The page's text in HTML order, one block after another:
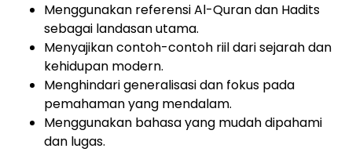
Menggunakan referensi Al-Quran dan Hadits
sebagai landasan utama.
Menyajikan contoh-contoh riil dari sejarah dan
kehidupan modern.
Menghindari generalisasi dan fokus pada
pemahaman yang mendalam.
Menggunakan bahasa yang mudah dipahami
dan lugas.